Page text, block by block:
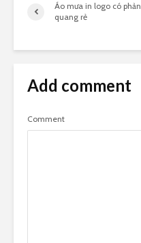
Áo mưa in logo có phản
quang rẻ
Add comment
Comment